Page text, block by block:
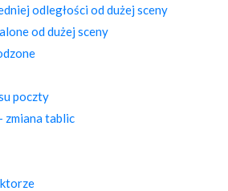
odległości od dużej sceny
od dużej sceny
poczty
zmiana tablic